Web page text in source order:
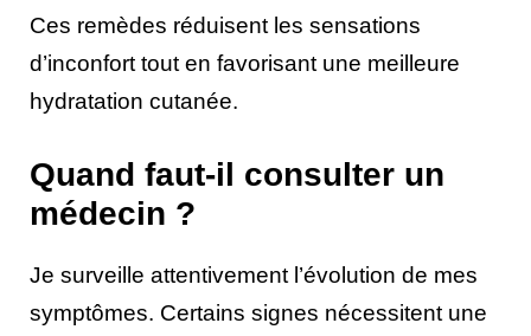
Ces remèdes réduisent les sensations
d’inconfort tout en favorisant une meilleure
hydratation cutanée.
Quand faut-il consulter un
médecin ?
Je surveille attentivement l’évolution de mes
symptômes. Certains signes nécessitent une